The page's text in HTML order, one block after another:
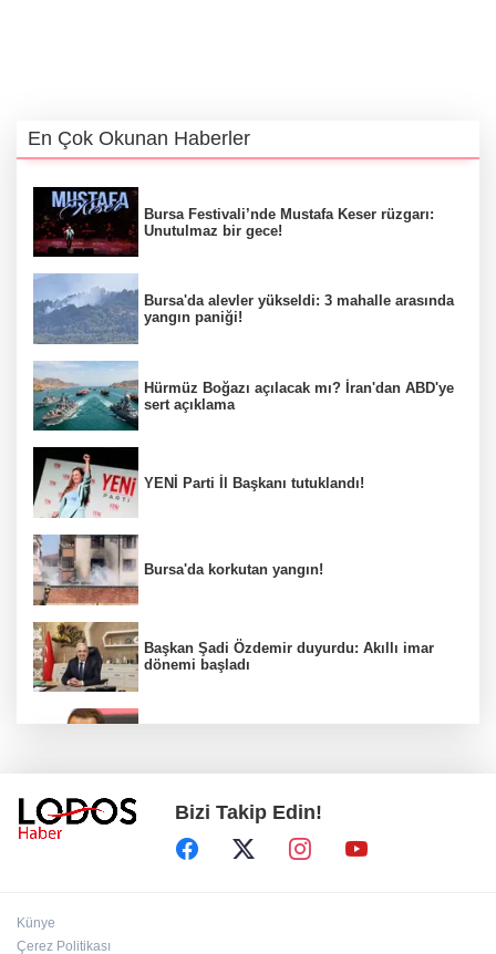
En Çok Okunan Haberler
Bursa Festivali’nde Mustafa Keser rüzgarı:
Unutulmaz bir gece!
Bursa'da alevler yükseldi: 3 mahalle arasında
yangın paniği!
Hürmüz Boğazı açılacak mı? İran'dan ABD'ye
sert açıklama
YENİ Parti İl Başkanı tutuklandı!
Bursa'da korkutan yangın!
Başkan Şadi Özdemir duyurdu: Akıllı imar
dönemi başladı
Bakan Gürlek duyurdu: İki çocuk cinayeti
aydınlatıldı!
Bizi Takip Edin!
Künye
Çerez Politikası